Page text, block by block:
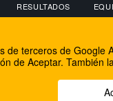
RESULTADOS
IP
de terceros de
de Aceptar. También